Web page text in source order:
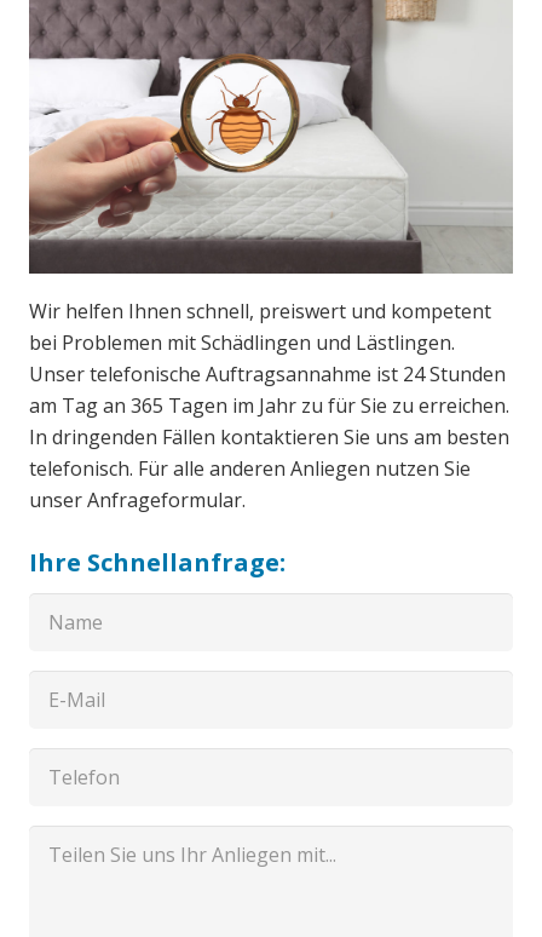
Wir helfen Ihnen schnell, preiswert und kompetent
bei Problemen mit Schädlingen und Lästlingen.
Unser telefonische Auftragsannahme ist 24 Stunden
am Tag an 365 Tagen im Jahr zu für Sie zu erreichen.
In dringenden Fällen kontaktieren Sie uns am besten
telefonisch. Für alle anderen Anliegen nutzen Sie
unser Anfrageformular.
Ihre Schnellanfrage: